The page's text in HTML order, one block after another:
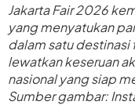
Jakarta Fair 2026
yang menyatukan
dalam satu destinasi
lewatkan keseruan
nasional yang siap
Sumber gambar: